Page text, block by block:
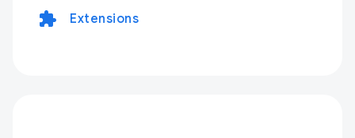
extension Extensions